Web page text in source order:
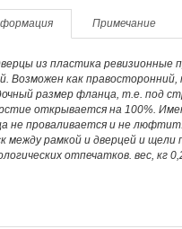
Примечание
из пластика ревизионные
Возможен как
размер фланца, т.е. под
открывается на 100%.
не проваливается и не
между рамкой и дверцей и щели
отпечатков. вес, кг